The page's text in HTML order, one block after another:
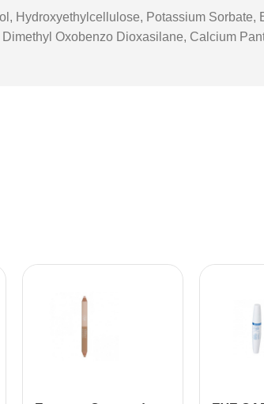
Hydroxyethylcellulose, Potassium Sorbate,
Oxobenzo Dioxasilane, Calcium